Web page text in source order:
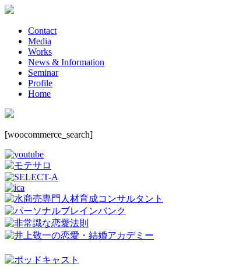
Contact
Media
Works
News & Information
Seminar
Profile
Home
[woocommerce_search]